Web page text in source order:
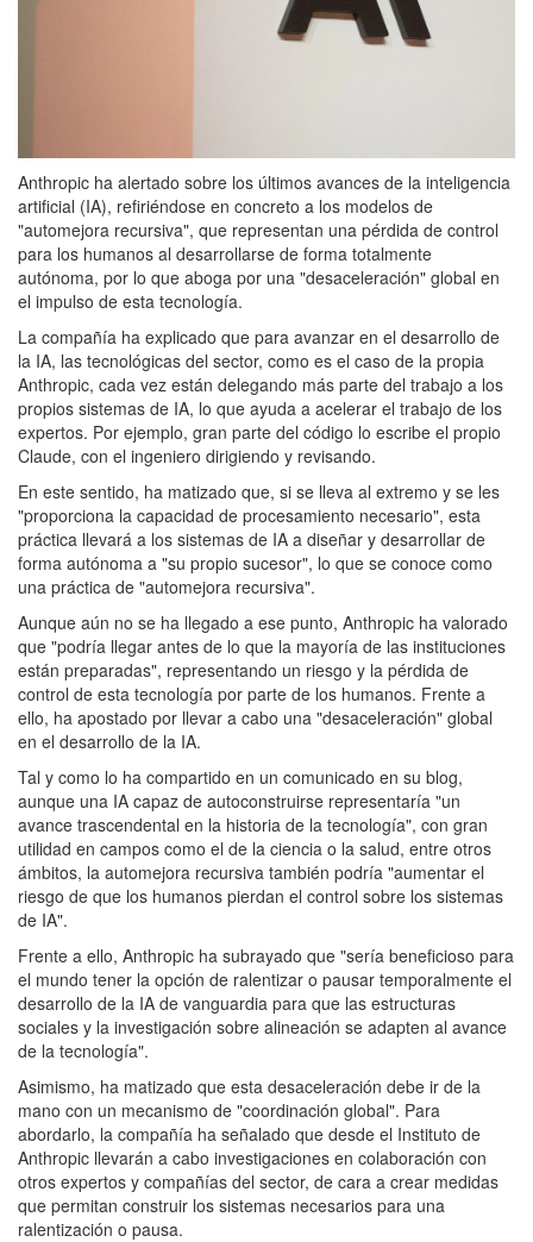
Anthropic ha alertado sobre los últimos avances de la inteligencia
artificial (IA), refiriéndose en concreto a los modelos de
"automejora recursiva", que representan una pérdida de control
para los humanos al desarrollarse de forma totalmente
autónoma, por lo que aboga por una "desaceleración" global en
el impulso de esta tecnología.
La compañía ha explicado que para avanzar en el desarrollo de
la IA, las tecnológicas del sector, como es el caso de la propia
Anthropic, cada vez están delegando más parte del trabajo a los
propios sistemas de IA, lo que ayuda a acelerar el trabajo de los
expertos. Por ejemplo, gran parte del código lo escribe el propio
Claude, con el ingeniero dirigiendo y revisando.
En este sentido, ha matizado que, si se lleva al extremo y se les
"proporciona la capacidad de procesamiento necesario", esta
práctica llevará a los sistemas de IA a diseñar y desarrollar de
forma autónoma a "su propio sucesor", lo que se conoce como
una práctica de "automejora recursiva".
Aunque aún no se ha llegado a ese punto, Anthropic ha valorado
que "podría llegar antes de lo que la mayoría de las instituciones
están preparadas", representando un riesgo y la pérdida de
control de esta tecnología por parte de los humanos. Frente a
ello, ha apostado por llevar a cabo una "desaceleración" global
en el desarrollo de la IA.
Tal y como lo ha compartido en un comunicado en su blog,
aunque una IA capaz de autoconstruirse representaría "un
avance trascendental en la historia de la tecnología", con gran
utilidad en campos como el de la ciencia o la salud, entre otros
ámbitos, la automejora recursiva también podría "aumentar el
riesgo de que los humanos pierdan el control sobre los sistemas
de IA".
Frente a ello, Anthropic ha subrayado que "sería beneficioso para
el mundo tener la opción de ralentizar o pausar temporalmente el
desarrollo de la IA de vanguardia para que las estructuras
sociales y la investigación sobre alineación se adapten al avance
de la tecnología".
Asimismo, ha matizado que esta desaceleración debe ir de la
mano con un mecanismo de "coordinación global". Para
abordarlo, la compañía ha señalado que desde el Instituto de
Anthropic llevarán a cabo investigaciones en colaboración con
otros expertos y compañías del sector, de cara a crear medidas
que permitan construir los sistemas necesarios para una
ralentización o pausa.